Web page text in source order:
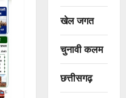
खेल जगत
चुनावी कलम
छत्तीसगढ़